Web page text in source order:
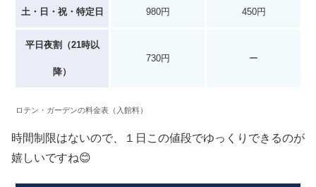
土・日・祝・特定日 980円 450円
平日夜割（21時以
降）
730円 ー
ロテン・ガーデンの料金表（入館料）
時間制限はないので、１日この値段でゆっくりできるのが
嬉しいですね😊